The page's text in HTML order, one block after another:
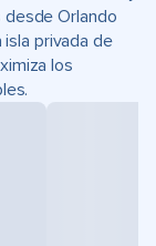
desde Orlando
isla privada de
los